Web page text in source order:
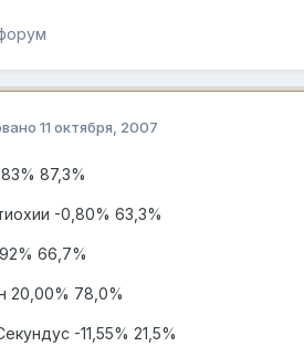
11 октября, 2007
87,3%
-0,80% 63,3%
66,7%
20,00% 78,0%
-11,55% 21,5%